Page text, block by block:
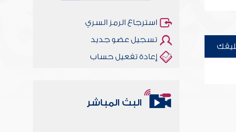
استرجاع الرمز السري
تسجيل عضو جديد
إعادة تفعيل حساب
البث المباشر